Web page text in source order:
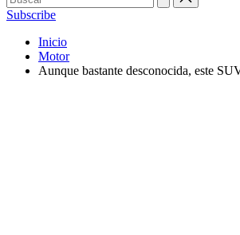
Subscribe
Inicio
Motor
Aunque bastante desconocida, este